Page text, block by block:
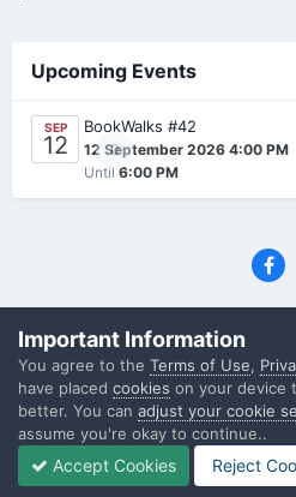
Upcoming Events
SEP
12 0
BookWalks #42
12 September 2026 4:00 PM
Until 6:00 PM
(C) SFF.gr, All
Powered by
Important Information
You agree to the Terms of Use,
have placed cookies on your device
better. You can adjust your cookie
assume you're okay to continue..
Accept Cookies Reject